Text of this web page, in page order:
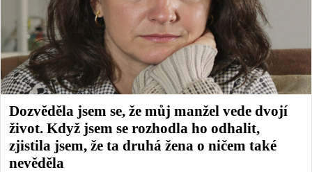
Dozvěděla jsem se, že můj manžel vede dvojí
život. Když jsem se rozhodla ho odhalit,
zjistila jsem, že ta druhá žena o ničem také
nevěděla